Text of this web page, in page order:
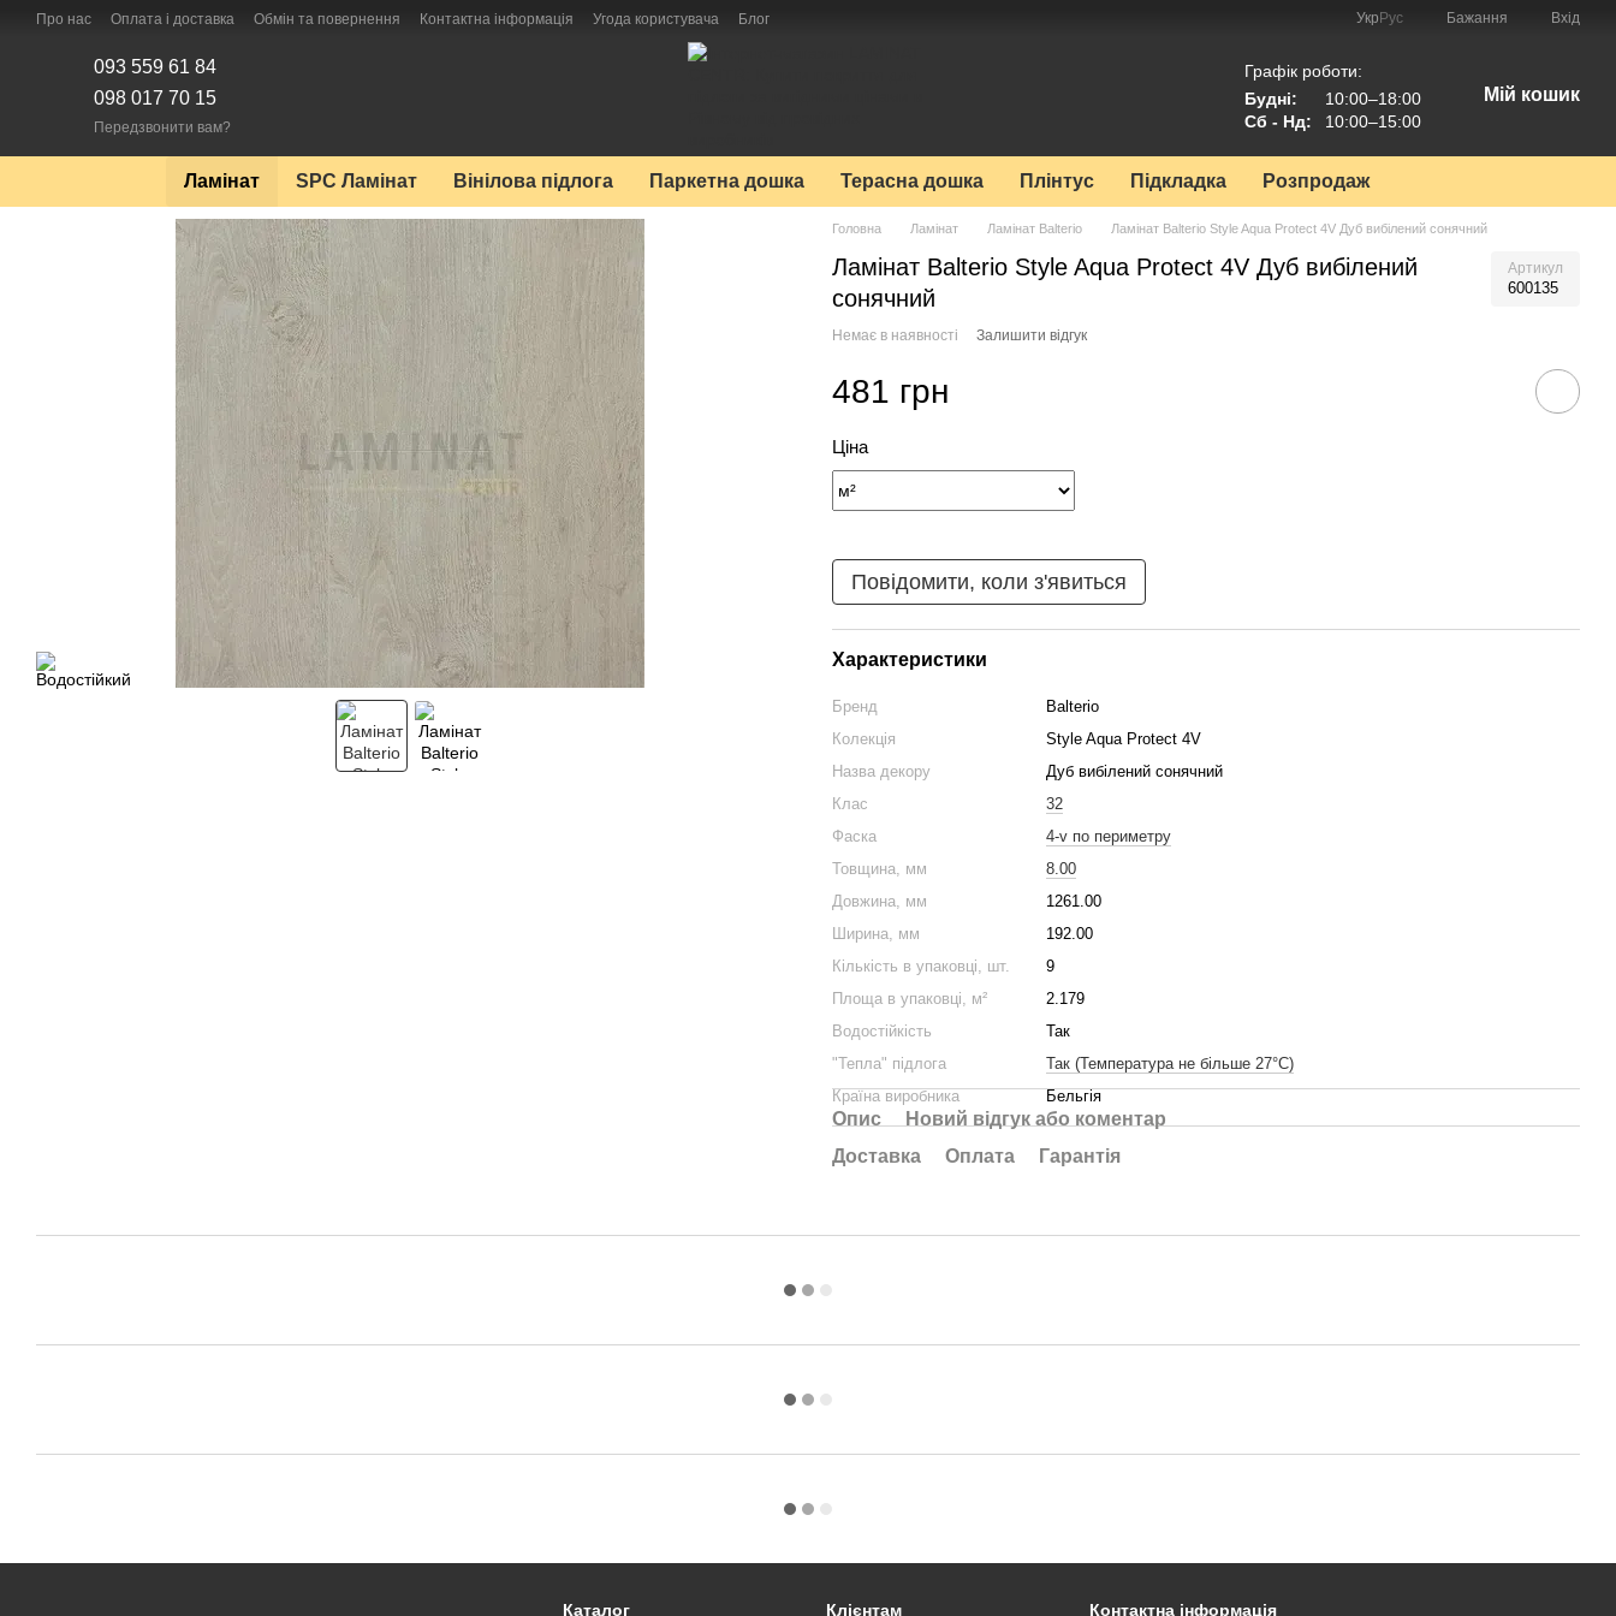
Перейти до основного контенту
Про нас Оплата і доставка Обмін та повернення Контактна інформація Угода користувача Блог Укр Рус Бажання Вхід
093 559 61 84
098 017 70 15
Передзвонити вам?
Графік роботи:
Будні:
10:00–18:00
Сб - Нд:
10:00–15:00
Мій кошик
Ламінат SPC Ламінат Вінілова підлога Паркетна дошка Терасна дошка Плінтус Підкладка Розпродаж
Головна Ламінат Ламінат Balterio Ламінат Balterio Style Aqua Protect 4V Дуб вибілений сонячний
Ламінат Balterio Style Aqua Protect 4V Дуб вибілений
сонячний
Артикул
600135
Немає в наявності Залишити відгук
481 грн
Ціна
Повідомити, коли з'явиться
Характеристики
Бренд
Balterio
Колекція
Style Aqua Protect 4V
Назва декору
Дуб вибілений сонячний
Клас
32
Фаска
4-v по периметру
Товщина, мм
8.00
Довжина, мм
1261.00
Ширина, мм
192.00
Кількість в упаковці, шт.
9
Площа в упаковці, м²
2.179
Водостійкість
Так
"Тепла" підлога
Так (Температура не більше 27°C)
Країна виробника
Бельгія
Опис
Новий відгук або коментар
Доставка
Оплата Гарантія
Каталог Клієнтам Контактна інформація